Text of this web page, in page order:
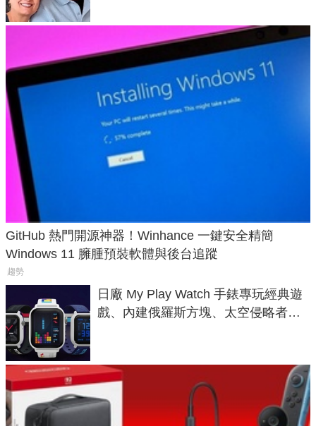
GitHub 熱門開源神器！Winhance 一鍵安全精簡
Windows 11 臃腫預裝軟體與後台追蹤
趨勢
日廠 My Play Watch 手錶專玩經典遊
戲、內建俄羅斯方塊、太空侵略者，